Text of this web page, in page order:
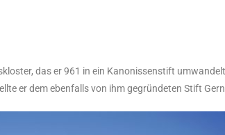
das er 961 in ein Kanonissenstift
er dem ebenfalls von ihm gegründeten Stift